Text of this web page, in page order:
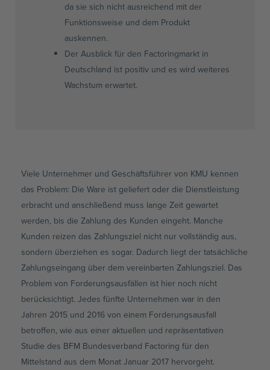
da sie sich nicht ausreichend mit der
Funktionsweise und dem Produkt
auskennen.
Der Ausblick für den Factoringmarkt in
Deutschland ist positiv und es wird weiteres
Wachstum erwartet.
Viele Unternehmer und Geschäftsführer von KMU kennen
das Problem: Die Ware ist geliefert oder die Dienstleistung
erbracht und anschließend muss lange Zeit gewartet
werden, bis die Zahlung des Kunden eingeht. Manche
Kunden reizen das Zahlungsziel nicht nur vollständig aus,
sondern überziehen es sogar. Dadurch liegt der tatsächliche
Zahlungseingang über dem vereinbarten Zahlungsziel. Das
Problem von Forderungsausfällen ist hier noch nicht
berücksichtigt. Jedes fünfte Unternehmen war in den
Jahren 2015 und 2016 von einem Forderungsausfall
betroffen, wie aus einer aktuellen und repräsentativen
Studie des BFM Bundesverband Factoring für den
Mittelstand aus dem Monat Januar 2017 hervorgeht.